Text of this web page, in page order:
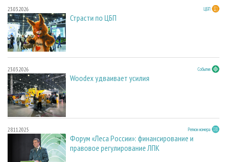
23.03.2026 ЦБП
Страсти по ЦБП
23.03.2026 События
Woodex удваивает усилия
28.11.2025 Регион номера
Форум «Леса России»: финансирование и
правовое регулирование ЛПК